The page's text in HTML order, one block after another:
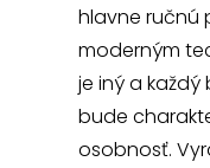
hlavne ručnú
moderným
je iný a každý
bude
osobnosť.